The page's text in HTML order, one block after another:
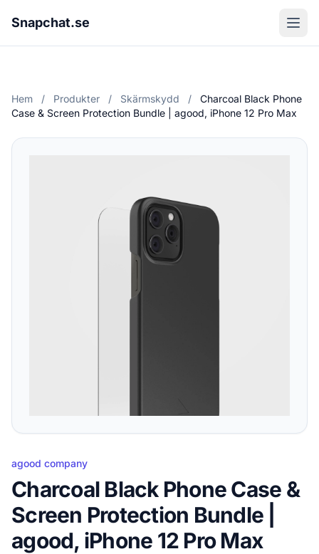
Snapchat.se
Hem / Produkter / Skärmskydd /
Charcoal Black Phone
Case & Screen Protection Bundle | agood, iPhone 12 Pro Max
agood company
Charcoal Black Phone Case &
Screen Protection Bundle |
agood, iPhone 12 Pro Max